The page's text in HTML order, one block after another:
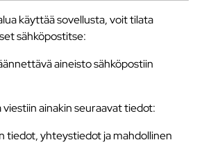
käyttää sovellusta, voit tilata
sähköpostitse:
aineisto sähköpostiin
viestiin ainakin seuraavat tiedot:
tiedot, yhteystiedot ja mahdollinen